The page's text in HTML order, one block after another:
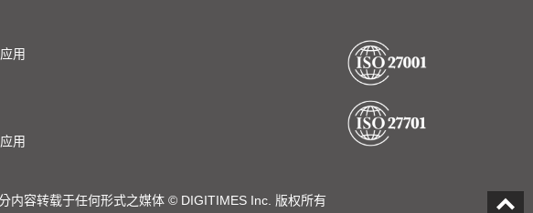
用
用
内容转载于任何形式之媒体 © DIGITIMES Inc. 版权所有